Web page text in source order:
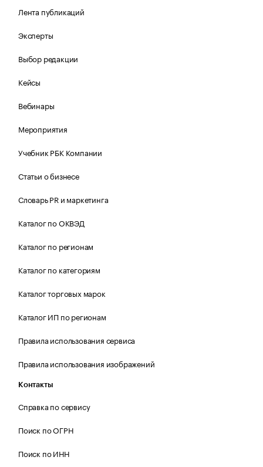
Лента публикаций
Эксперты
Выбор редакции
Кейсы
Вебинары
Мероприятия
Учебник РБК Компании
Статьи о бизнесе
Словарь PR и маркетинга
Каталог по ОКВЭД
Каталог по регионам
Каталог по категориям
Каталог торговых марок
Каталог ИП по регионам
Правила использования сервиса
Правила использования изображений
Контакты
Справка по сервису
Поиск по ОГРН
Поиск по ИНН